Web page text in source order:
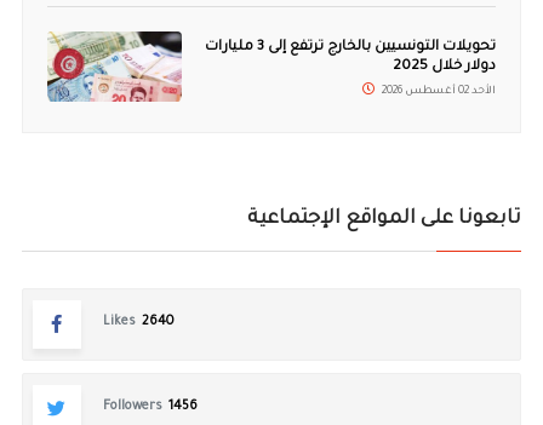
تحويلات التونسيين بالخارج ترتفع إلى 3 مليارات
دولار خلال 2025
الأحد 02 أغسطس 2026
تابعونا على المواقع الإجتماعية
Likes 2640
Followers 1456